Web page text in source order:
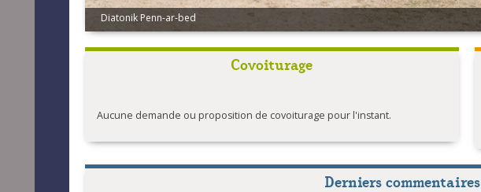
Diatonik Penn-ar-bed
Sonerien Plouedern
Covoiturage
Aucune demande ou proposition de covoiturage pour l'instant.
Derniers commentaires